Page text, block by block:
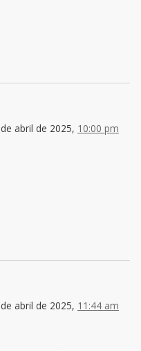
abril de 2025, 10:00 pm
abril de 2025, 11:44 am